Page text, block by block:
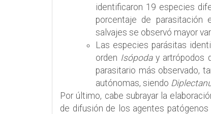
identificaron 19 especies
porcentaje de parasitación
salvajes se observó mayor
Las especies parásitas
orden Isópoday artrópodos
parasitario más observado,
autónomas, siendo
Por último, cabe subrayar la
de difusión de los agentes